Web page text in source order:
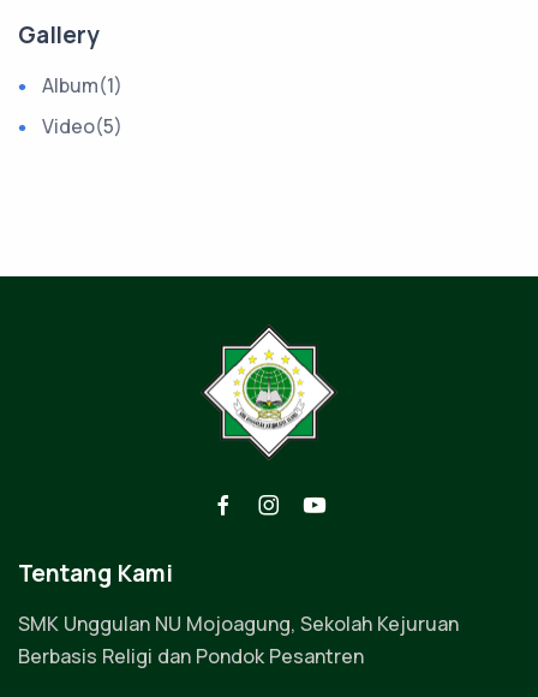
Gallery
Album(1)
Video(5)
Tentang Kami
SMK Unggulan NU Mojoagung, Sekolah Kejuruan
Berbasis Religi dan Pondok Pesantren